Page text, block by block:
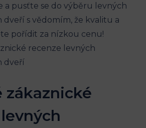
a pusťte se do výběru levných
s vědomím, že kvalitu a
pořídit za nízkou cenu!
zákaznické